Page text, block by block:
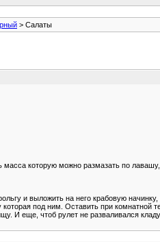
> Салаты
которую можно размазать по
и выложить на него крабовую
под ним. Оставить при комнатной
И еще, чтоб рулет не разваливался